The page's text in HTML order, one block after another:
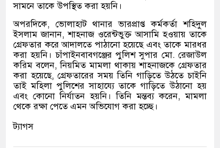
সামনে তাকে উপস্থিত করা হয়নি।
অপরদিকে, ভোলাহাট থানার ভারপ্রাপ্ত কর্মকর্তা শহিদুল
ইসলাম জানান, শাহনাজ ওরেন্টভুক্ত আসামি হওয়ায় তাকে
গ্রেফতার করে আদালতে পাঠানো হয়েছে এবং তাকে মারধর
করা হয়নি। চাঁপাইনবাবগঞ্জের পুলিশ সুপার মো. রেজাউল
করিম বলেন, নিয়মিত মামলা থাকায় শাহনাজকে গ্রেফতার
করা হয়েছে, গ্রেফতারের সময় তিনি গাড়িতে উঠতে চাইনি
তাই মহিলা পুলিশের সাহায্যে তাকে গাড়িতে উঠানো হয়
এবং কোনো নির্যাতন হয়নি। তিনি মন্তব্য করেন, মামলা
থেকে রক্ষা পেতে এমন অভিযোগ করা হচ্ছে।
ট্যাগস